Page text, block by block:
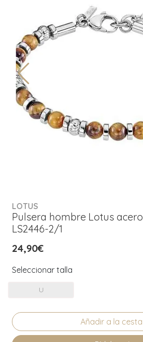
LOTUS
Pulsera hombre Lotus acero
LS2446-2/1
24,90€
Seleccionar talla
U